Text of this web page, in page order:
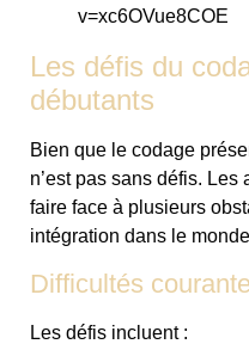
v=xc6OVue8COE
Les défis du
débutants
Bien que le codage
n’est pas sans défis.
faire face à plusieurs
intégration dans le
Difficultés
Les défis incluent :